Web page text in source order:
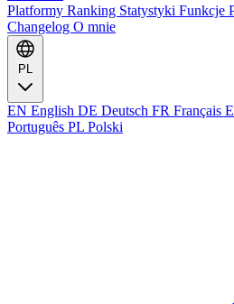
Platformy Ranking Statystyki Funkcje
Changelog O mnie
PL
EN English DE Deutsch FR Français
Português PL Polski